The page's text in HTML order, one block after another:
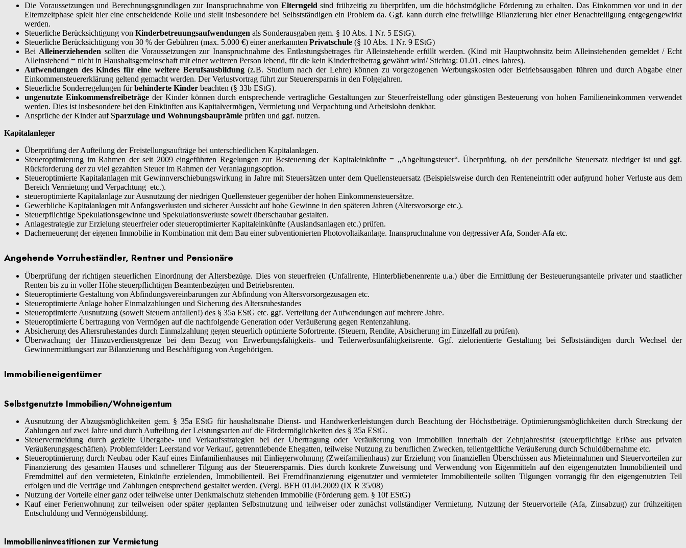
Die Voraussetzungen und Berechnungsgrundlagen zur Inanspruchnahme von Elterngeld sind frühzeitig zu überprüfen, um die höchstmögliche Förderung zu erhalten. Das Einkommen vor und in der
Elternzeitphase spielt hier eine entscheidende Rolle und stellt insbesondere bei Selbstständigen ein Problem da. Ggf. kann durch eine freiwillige Bilanzierung hier einer Benachteiligung entgegengewirkt
werden.
Steuerliche Berücksichtigung von Kinderbetreuungsaufwendungen als Sonderausgaben gem. § 10 Abs. 1 Nr. 5 EStG).
Steuerliche Berücksichtigung von 30 % der Gebühren (max. 5.000 €) einer anerkannten Privatschule (§ 10 Abs. 1 Nr. 9 EStG)
Bei Alleinerziehenden sollten die Voraussetzungen zur Inanspruchnahme des Entlastungsbetrages für Alleinstehende erfüllt werden. (Kind mit Hauptwohnsitz beim Alleinstehenden gemeldet / Echt
Alleinstehend = nicht in Haushaltsgemeinschaft mit einer weiteren Person lebend, für die kein Kinderfreibetrag gewährt wird/ Stichtag: 01.01. eines Jahres).
Aufwendungen des Kindes für eine weitere Berufsausbildung(z.B. Studium nach der Lehre) können zu vorgezogenen Werbungskosten oder Betriebsausgaben führen und durch Abgabe einer
Einkommensteuererklärung geltend gemacht werden. Der Verlustvortrag führt zur Steuerersparnis in den Folgejahren.
Steuerliche Sonderregelungen fürbehinderte Kinder beachten (§ 33b EStG).
ungenutzte Einkommensfreibeträgeder Kinder können durch entsprechende vertragliche Gestaltungen zur Steuerfreistellung oder günstigen Besteuerung von hohen Familieneinkommen verwendet
werden. Dies ist insbesondere bei den Einkünften aus Kapitalvermögen, Vermietung und Verpachtung und Arbeitslohn denkbar.
Ansprüche der Kinder aufSparzulage und Wohnungsbauprämie prüfen und ggf. nutzen.
Kapitalanleger
Überprüfung der Aufteilung der Freistellungsaufträge bei unterschiedlichen Kapitalanlagen.
Steueroptimierung im Rahmen der seit 2009 eingeführten Regelungen zur Besteuerung der Kapitaleinkünfte = „Abgeltungsteuer“. Überprüfung, ob der persönliche Steuersatz niedriger ist und ggf.
Rückforderung der zu viel gezahlten Steuer im Rahmen der Veranlagungsoption.
Steueroptimierte Kapitalanlagen mit Gewinnverschiebungswirkung in Jahre mit Steuersätzen unter dem Quellensteuersatz (Beispielsweise durch den Renteneintritt oder aufgrund hoher Verluste aus dem
Bereich Vermietung und Verpachtung etc.).
steueroptimierte Kapitalanlage zur Ausnutzung der niedrigen Quellensteuer gegenüber der hohen Einkommensteuersätze.
Gewerbliche Kapitalanlagen mit Anfangsverlusten und sicherer Aussicht auf hohe Gewinne in den späteren Jahren (Altersvorsorge etc.).
Steuerpflichtige Spekulationsgewinne und Spekulationsverluste soweit überschaubar gestalten.
Anlagestrategie zur Erzielung steuerfreier oder steueroptimierter Kapitaleinkünfte (Auslandsanlagen etc.) prüfen.
Dacherneuerung der eigenen Immobilie in Kombination mit dem Bau einer subventionierten Photovoltaikanlage. Inanspruchnahme von degressiver Afa, Sonder-Afa etc.
Angehende Vorruheständler, Rentner und Pensionäre
Überprüfung der richtigen steuerlichen Einordnung der Altersbezüge. Dies von steuerfreien (Unfallrente, Hinterbliebenenrente u.a.) über die Ermittlung der Besteuerungsanteile privater und staatlicher
Renten bis zu in voller Höhe steuerpflichtigen Beamtenbezügen und Betriebsrenten.
Steueroptimierte Gestaltung von Abfindungsvereinbarungen zur Abfindung von Altersvorsorgezusagen etc.
Steueroptimierte Anlage hoher Einmalzahlungen und Sicherung des Altersruhestandes
Steueroptimierte Ausnutzung (soweit Steuern anfallen!) des § 35a EStG etc. ggf. Verteilung der Aufwendungen auf mehrere Jahre.
Steueroptimierte Übertragung von Vermögen auf die nachfolgende Generation oder Veräußerung gegen Rentenzahlung.
Absicherung des Altersruhestandes durch Einmalzahlung gegen steuerlich optimierte Sofortrente. (Steuern, Rendite, Absicherung im Einzelfall zu prüfen).
Überwachung der Hinzuverdienstgrenze bei dem Bezug von Erwerbungsfähigkeits- und Teilerwerbsunfähigkeitsrente. Ggf. zielorientierte Gestaltung bei Selbstständigen durch Wechsel der
Gewinnermittlungsart zur Bilanzierung und Beschäftigung von Angehörigen.
Immobilieneigentümer
Selbstgenutzte Immobilien/Wohneigentum
Ausnutzung der Abzugsmöglichkeiten gem. § 35a EStG für haushaltsnahe Dienst- und Handwerkerleistungen durch Beachtung der Höchstbeträge. Optimierungsmöglichkeiten durch Streckung der
Zahlungen auf zwei Jahre und durch Aufteilung der Leistungsarten auf die Fördermöglichkeiten des § 35a EStG.
Steuervermeidung durch gezielte Übergabe- und Verkaufsstrategien bei der Übertragung oder Veräußerung von Immobilien innerhalb der Zehnjahresfrist (steuerpflichtige Erlöse aus privaten
Veräußerungsgeschäften). Problemfelder: Leerstand vor Verkauf, getrenntlebende Ehegatten, teilweise Nutzung zu beruflichen Zwecken, teilentgeltliche Veräußerung durch Schuldübernahme etc.
Steueroptimierung durch Neubau oder Kauf eines Einfamilienhauses mit Einliegerwohnung (Zweifamilienhaus) zur Erzielung von finanziellen Überschüssen aus Mieteinnahmen und Steuervorteilen zur
Finanzierung des gesamten Hauses und schnellerer Tilgung aus der Steuerersparnis. Dies durch konkrete Zuweisung und Verwendung von Eigenmitteln auf den eigengenutzten Immobilienteil und
Fremdmittel auf den vermieteten, Einkünfte erzielenden, Immobilienteil. Bei Fremdfinanzierung eigenutzter und vermieteter Immobilienteile sollten Tilgungen vorrangig für den eigengenutzten Teil
erfolgen und die Verträge und Zahlungen entsprechend gestaltet werden. (Vergl. BFH 01.04.2009 (IX R 35/08)
Nutzung der Vorteile einer ganz oder teilweise unter Denkmalschutz stehenden Immobilie (Förderung gem. § 10f EStG)
Kauf einer Ferienwohnung zur teilweisen oder später geplanten Selbstnutzung und teilweiser oder zunächst vollständiger Vermietung. Nutzung der Steuervorteile (Afa, Zinsabzug) zur frühzeitigen
Entschuldung und Vermögensbildung.
Immobilieninvestitionen zur Vermietung